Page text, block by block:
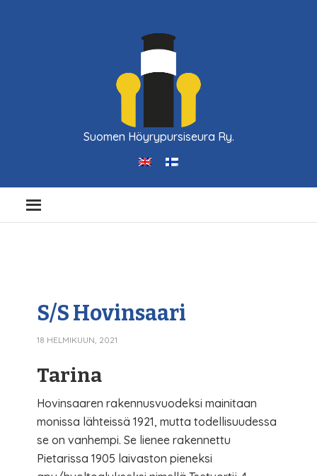
Suomen Höyrypursiseura Ry.
S/S Hovinsaari
18 HELMIKUUN, 2021
Tarina
Hovinsaaren rakennusvuodeksi mainitaan
monissa lähteissä 1921, mutta todellisuudessa
se on vanhempi. Se lienee rakennettu
Pietarissa 1905 laivaston pieneksi